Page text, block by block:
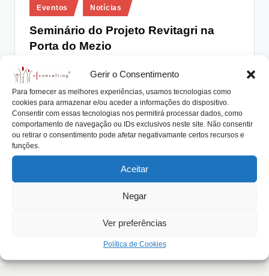
Gerir o Consentimento
Para fornecer as melhores experiências, usamos tecnologias como
cookies para armazenar e/ou aceder a informações do dispositivo.
Consentir com essas tecnologias nos permitirá processar dados, como
comportamento de navegação ou IDs exclusivos neste site. Não consentir
ou retirar o consentimento pode afetar negativamante certos recursos e
funções.
Aceitar
Negar
Ver preferências
Política de Cookies
g
.
p
t
Posted
in
Eventos Notícias
Seminário do Projeto Revitagri na
Porta do Mezio
Posted
by
No passado dia 13 de dezembro decorreu, na Porta do
Mezio, o Seminário do Projeto…
Read More